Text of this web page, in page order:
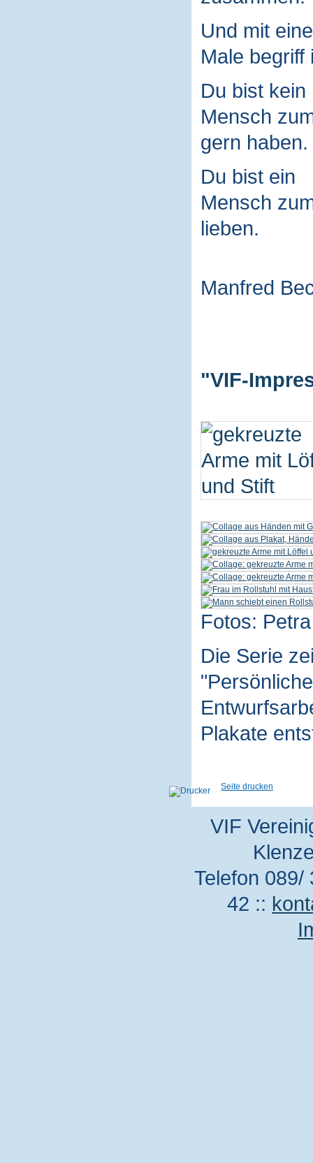
Und mit
Male begriff
Du bist kein
Mensch
gern haben.
Du bist ein
Mensch
lieben.
Manfred
"VIF-
Fotos:
Die Serie
Plakate
Seite drucken
VIF
Telefon
42 ::